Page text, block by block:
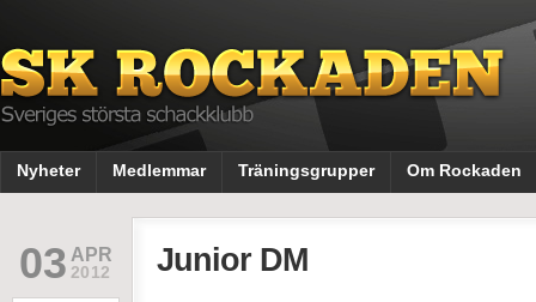
Nyheter Medlemmar Träningsgrupper Om Rockaden
03 APR
2012 Junior DM